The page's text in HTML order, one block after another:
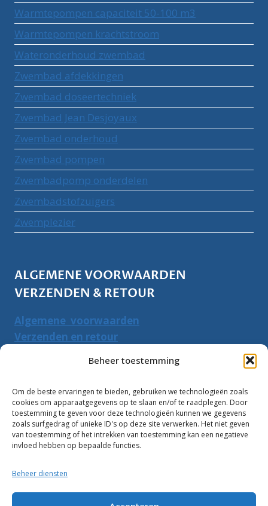
Beheer toestemming
Om de beste ervaringen te bieden, gebruiken we technologieën zoals
cookies om apparaatgegevens op te slaan en/of te raadplegen. Door
toestemming te geven voor deze technologieën kunnen we gegevens
zoals surfgedrag of unieke ID's op deze site verwerken. Het niet geven
van toestemming of het intrekken van toestemming kan een negatieve
invloed hebben op bepaalde functies.
Beheer diensten
Warmtepompen capaciteit 50-100 m3
Warmtepompen krachtstroom
Wateronderhoud zwembad
Zwembad afdekkingen
Zwembad doseertechniek
Zwembad Jean Desjoyaux
Zwembad onderhoud
Zwembad pompen
Zwembadpomp onderdelen
Zwembadstofzuigers
Zwemplezier
ALGEMENE VOORWAARDEN
VERZENDEN & RETOUR
Algemene voorwaarden
Verzenden en retour
PRODUCTEN ZOEKEN
Zoeken
naar:
Zoeken
10